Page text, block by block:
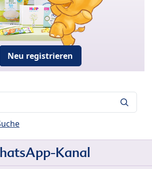
Neu registrieren
Kanal